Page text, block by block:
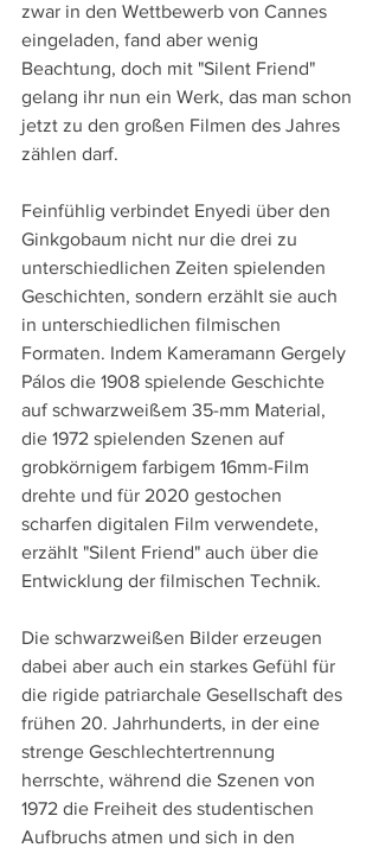
zwar in den Wettbewerb von Cannes
eingeladen, fand aber wenig
Beachtung, doch mit "Silent Friend"
gelang ihr nun ein Werk, das man schon
jetzt zu den großen Filmen des Jahres
zählen darf.
Feinfühlig verbindet Enyedi über den
Ginkgobaum nicht nur die drei zu
unterschiedlichen Zeiten spielenden
Geschichten, sondern erzählt sie auch
in unterschiedlichen filmischen
Formaten. Indem Kameramann Gergely
Pálos die 1908 spielende Geschichte
auf schwarzweißem 35-mm Material,
die 1972 spielenden Szenen auf
grobkörnigem farbigem 16mm-Film
drehte und für 2020 gestochen
scharfen digitalen Film verwendete,
erzählt "Silent Friend" auch über die
Entwicklung der filmischen Technik.
Die schwarzweißen Bilder erzeugen
dabei aber auch ein starkes Gefühl für
die rigide patriarchale Gesellschaft des
frühen 20. Jahrhunderts, in der eine
strenge Geschlechtertrennung
herrschte, während die Szenen von
1972 die Freiheit des studentischen
Aufbruchs atmen und sich in den